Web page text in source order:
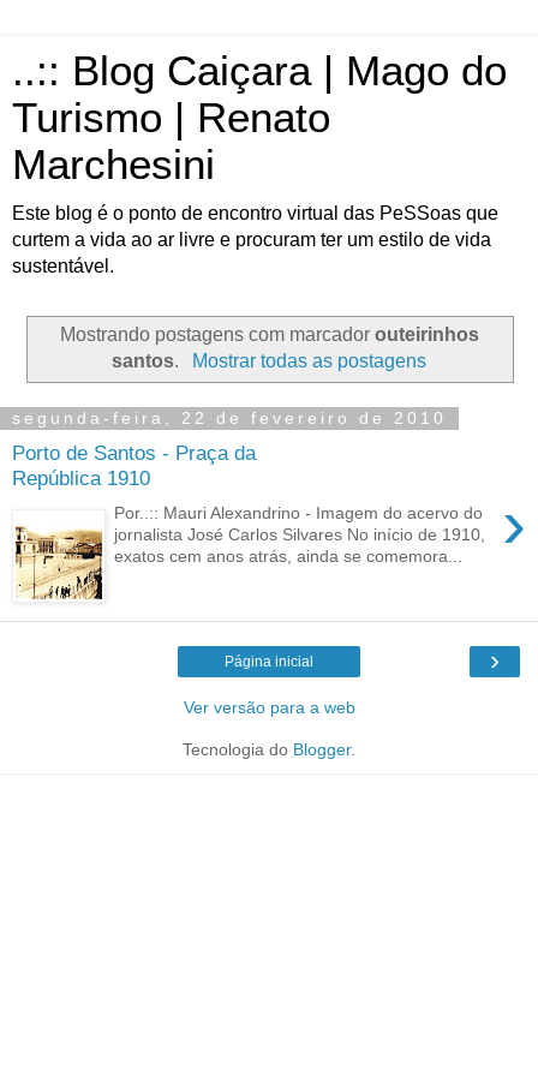
..:: Blog Caiçara | Mago do
Turismo | Renato
Marchesini
Este blog é o ponto de encontro virtual das PeSSoas que
curtem a vida ao ar livre e procuram ter um estilo de vida
sustentável.
Mostrando postagens com marcador outeirinhos
santos. Mostrar todas as postagens
segunda-feira, 22 de fevereiro de 2010
Porto de Santos - Praça da
República 1910
›
Por..:: Mauri Alexandrino - Imagem do acervo do
jornalista José Carlos Silvares No início de 1910,
exatos cem anos atrás, ainda se comemora...
›
Página inicial
Ver versão para a web
Tecnologia do Blogger.